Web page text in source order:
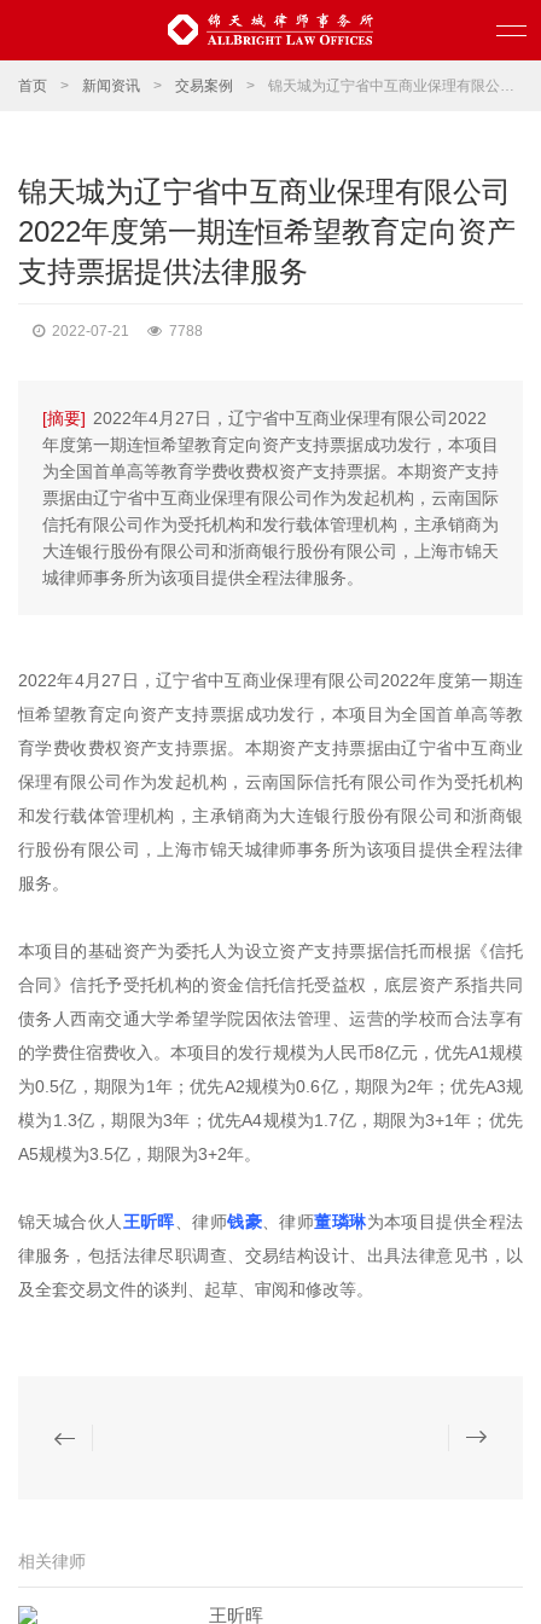
首页 > 新闻资讯 > 交易案例 > 锦天城为辽宁省中互商业保理有限公司2022年度第一期连恒希望教育定向资产支持票据提供法律服务
锦天城为辽宁省中互商业保理有限公司
2022年度第一期连恒希望教育定向资产
支持票据提供法律服务
2022-07-21 7788
[摘要] 2022年4月27日，辽宁省中互商业保理有限公司2022
年度第一期连恒希望教育定向资产支持票据成功发行，本项目
为全国首单高等教育学费收费权资产支持票据。本期资产支持
票据由辽宁省中互商业保理有限公司作为发起机构，云南国际
信托有限公司作为受托机构和发行载体管理机构，主承销商为
大连银行股份有限公司和浙商银行股份有限公司，上海市锦天
城律师事务所为该项目提供全程法律服务。
2022年4月27日，辽宁省中互商业保理有限公司2022年度第一期连
恒希望教育定向资产支持票据成功发行，本项目为全国首单高等教
育学费收费权资产支持票据。本期资产支持票据由辽宁省中互商业
保理有限公司作为发起机构，云南国际信托有限公司作为受托机构
和发行载体管理机构，主承销商为大连银行股份有限公司和浙商银
行股份有限公司，上海市锦天城律师事务所为该项目提供全程法律
服务。
本项目的基础资产为委托人为设立资产支持票据信托而根据《信托
合同》信托予受托机构的资金信托信托受益权，底层资产系指共同
债务人西南交通大学希望学院因依法管理、运营的学校而合法享有
的学费住宿费收入。本项目的发行规模为人民币8亿元，优先A1规模
为0.5亿，期限为1年；优先A2规模为0.6亿，期限为2年；优先A3规
模为1.3亿，期限为3年；优先A4规模为1.7亿，期限为3+1年；优先
A5规模为3.5亿，期限为3+2年。
锦天城合伙人 王昕晖、律师钱豪 、律师董璘琳为本项目提供全程法
律服务，包括法律尽职调查、交易结构设计、出具法律意见书，以
及全套交易文件的谈判、起草、审阅和修改等。
相关律师
王昕晖